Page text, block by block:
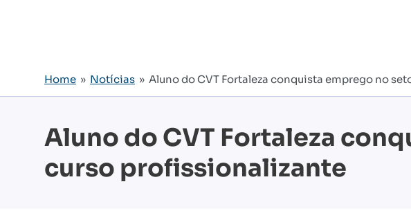
Home » Notícias » Aluno do CVT Fortaleza conquista emprego no
Aluno do CVT Fortaleza
curso profissionalizante